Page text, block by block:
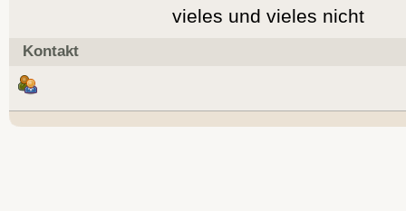
vieles und vieles nicht
Kontakt